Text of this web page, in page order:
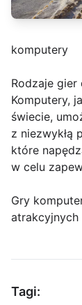
komputery
Rodzaje
Komputery,
świecie,
z niezwykłą
które
w celu
Gry
atrakcyjnych
Tagi: